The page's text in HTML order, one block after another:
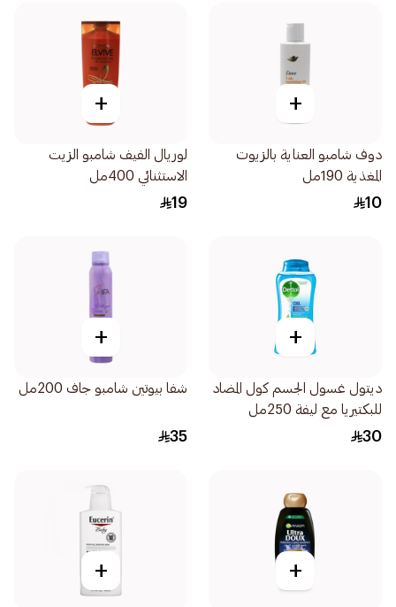
+
دوف شامبو العناية بالزيوت
المغذية 190مل
10
+
لوريال الفيف شامبو الزيت
الاستثنائي 400مل
19
+
ديتول غسول الجسم كول المضاد
للبكتيريا مع ليفة 250مل
30
+
شفا بيوتين شامبو جاف 200مل
35
+
+